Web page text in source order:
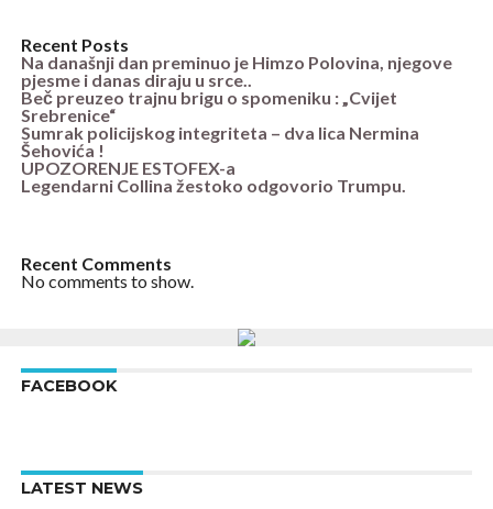
Recent Posts
Na današnji dan preminuo je Himzo Polovina, njegove
pjesme i danas diraju u srce..
Beč preuzeo trajnu brigu o spomeniku : „Cvijet
Srebrenice“
Sumrak policijskog integriteta – dva lica Nermina
Šehovića !
UPOZORENJE ESTOFEX-a
Legendarni Collina žestoko odgovorio Trumpu.
Recent Comments
No comments to show.
FACEBOOK
LATEST NEWS